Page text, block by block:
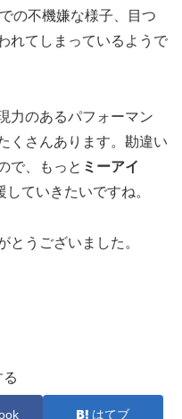
の不機嫌な様子、目つ
れてしまっているようで
力のあるパフォーマン
くさんあります。勘違い
で、もっと ミーアイ
ていきたいですね。
とうございました。
る
はてブ